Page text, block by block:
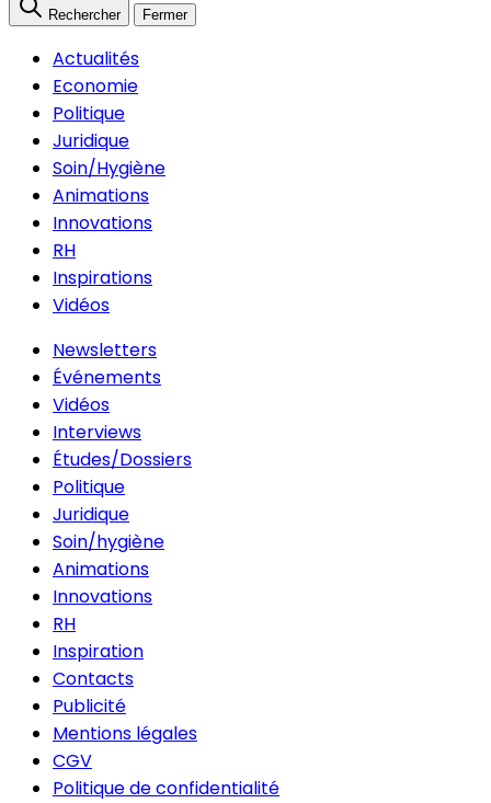
Rechercher Fermer
Actualités
Economie
Politique
Juridique
Soin/Hygiène
Animations
Innovations
RH
Inspirations
Vidéos
Newsletters
Événements
Vidéos
Interviews
Études/Dossiers
Politique
Juridique
Soin/hygiène
Animations
Innovations
RH
Inspiration
Contacts
Publicité
Mentions légales
CGV
Politique de confidentialité